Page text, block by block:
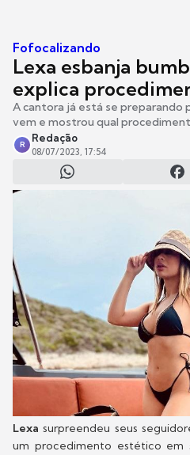
Fofocalizando
Lexa esbanja
explica
A cantora já está se preparando
vem e mostrou qual
R
Redação
08/07/2023, 17:54
Lexasurpreendeu seus
um procedimento estético em